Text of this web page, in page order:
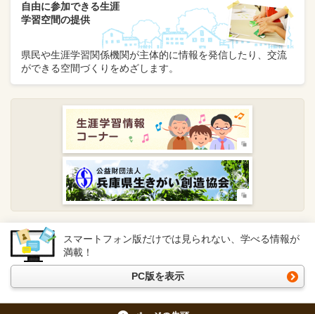
自由に参加できる生涯
学習空間の提供
県民や生涯学習関係機関が主体的に情報を発信したり、交流
ができる空間づくりをめざします。
スマートフォン版だけでは見られない、学べる情報が
満載！
PC版を表示